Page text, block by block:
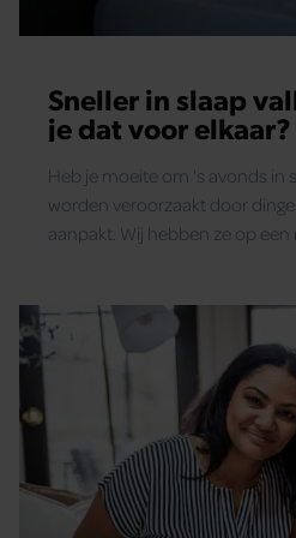
Sneller in slaap
je dat voor elkaar?
Heb je moeite om 's avonds in
worden veroorzaakt door
aanpakt. Wij hebben ze op een